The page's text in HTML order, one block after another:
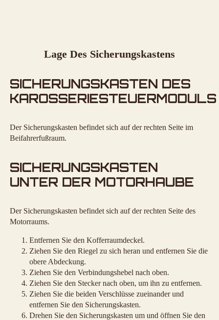
Lage Des Sicherungskastens
SICHERUNGSKASTEN DES
KAROSSERIESTEUERMODULS
Der Sicherungskasten befindet sich auf der rechten Seite im
Beifahrerfußraum.
SICHERUNGSKASTEN
UNTER DER MOTORHAUBE
Der Sicherungskasten befindet sich auf der rechten Seite des
Motorraums.
Entfernen Sie den Kofferraumdeckel.
Ziehen Sie den Riegel zu sich heran und entfernen Sie die
obere Abdeckung.
Ziehen Sie den Verbindungshebel nach oben.
Ziehen Sie den Stecker nach oben, um ihn zu entfernen.
Ziehen Sie die beiden Verschlüsse zueinander und
entfernen Sie den Sicherungskasten.
Drehen Sie den Sicherungskasten um und öffnen Sie den